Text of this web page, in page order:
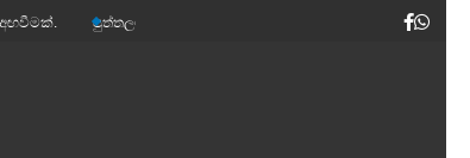
පුත්තලම් බූරුවන් ඉතාලියේ මාර ඩිමාන්ඩ්. කවි ලොව පෙරළියක් කළ